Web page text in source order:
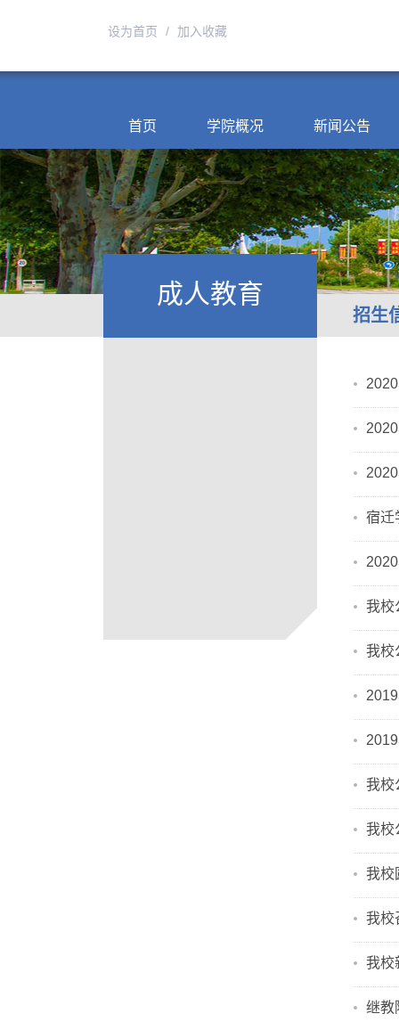
设为首页 / 加入收藏
首页 学院概况 新闻公告
成人教育
招生
宿迁
我校
我校
我校
我校
我校
我校
我校
继教